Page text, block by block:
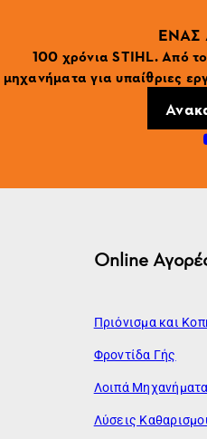
ΕΝΑΣ
100 χρόνια STIHL. Από
μηχανήματα για υπαίθριες
Online
Πριόνισμα και
Φροντίδα Γής
Λοιπά Μηχανήματα
Λύσεις